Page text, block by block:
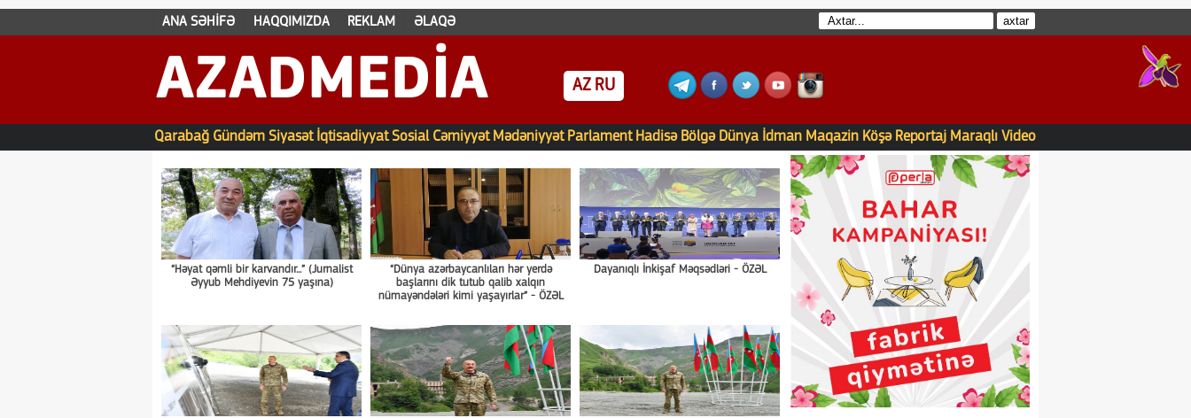
ANA SƏHİFƏ HAQQIMIZDA REKLAM ƏLAQƏ
AZADMEDIA AZ RU
Qarabağ Gündəm Siyasət İqtisadiyyat Sosial Cəmiyyət Mədəniyyət Parlament Hadisə Bölgə Dünya İdman Maqazin Köşə Reportaj Maraqlı Video
“Həyat qəmli bir karvandır...” (Jurnalist
Əyyub Mehdiyevin 75 yaşına)
“Dünya azərbaycanlıları hər yerdə
başlarını dik tutub qalib xalqın
nümayəndələri kimi yaşayırlar” - ÖZƏL
Dayanıqlı İnkişaf Məqsədləri - ÖZƏL